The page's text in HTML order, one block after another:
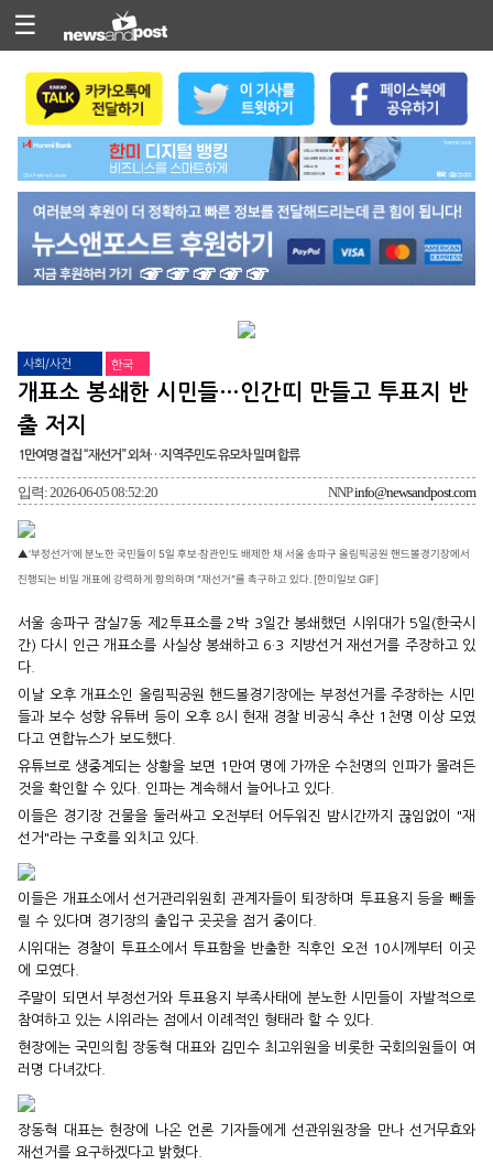
☰
사회/사건 한국
개표소 봉쇄한 시민들…인간띠 만들고 투표지 반
출 저지
1만여명 결집 “재선거” 외쳐…지역주민도 유모차 밀며 합류
입력: 2026-06-05 08:52:20 NNPinfo@newsandpost.com
▲‘부정선거’에 분노한 국민들이 5일 후보·참관인도 배제한 채 서울 송파구 올림픽공원 핸드볼경기장에서
진행되는 비밀 개표에 강력하게 항의하며 “재선거”를 촉구하고 있다. [한미일보 GIF]
서울 송파구 잠실7동 제2투표소를 2박 3일간 봉쇄했던 시위대가 5일(한국시
간) 다시 인근 개표소를 사실상 봉쇄하고 6·3 지방선거 재선거를 주장하고 있
다.
이날 오후 개표소인 올림픽공원 핸드볼경기장에는 부정선거를 주장하는 시민
들과 보수 성향 유튜버 등이 오후 8시 현재 경찰 비공식 추산 1천명 이상 모였
다고 연합뉴스가 보도했다.
유튜브로 생중계되는 상황을 보면 1만여 명에 가까운 수천명의 인파가 몰려든
것을 확인할 수 있다. 인파는 계속해서 늘어나고 있다.
이들은 경기장 건물을 둘러싸고 오전부터 어두워진 밤시간까지 끊임없이 "재
선거"라는 구호를 외치고 있다.
이들은 개표소에서 선거관리위원회 관계자들이 퇴장하며 투표용지 등을 빼돌
릴 수 있다며 경기장의 출입구 곳곳을 점거 중이다.
시위대는 경찰이 투표소에서 투표함을 반출한 직후인 오전 10시께부터 이곳
에 모였다.
주말이 되면서 부정선거와 투표용지 부족사태에 분노한 시민들이 자발적으로
참여하고 있는 시위라는 점에서 이례적인 형태라 할 수 있다.
현장에는 국민의힘 장동혁 대표와 김민수 최고위원을 비롯한 국회의원들이 여
러명 다녀갔다.
장동혁 대표는 현장에 나온 언론 기자들에게 선관위원장을 만나 선거무효와
재선거를 요구하겠다고 밝혔다.